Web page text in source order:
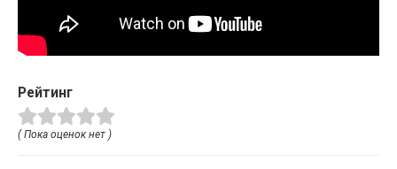
Рейтинг
( Пока оценок нет )